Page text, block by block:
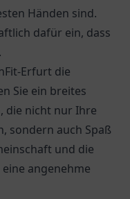
Händen sind.
dafür ein, dass
Erfurt die
Sie ein breites
die nicht nur Ihre
sondern auch Spaß
und die
angenehme